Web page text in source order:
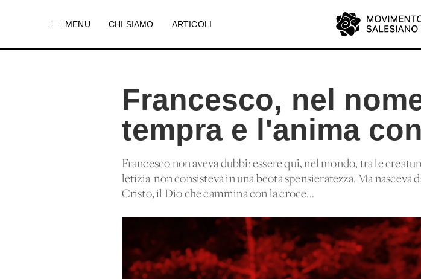
MENU CHI SIAMO ARTICOLI
Francesco, nel
tempra e l'anima
Francesco non aveva dubbi: essere qui, nel mondo, tra le
letizia' non consisteva in una beota spensieratezza. Ma
Cristo, il Dio che cammina con la croce...